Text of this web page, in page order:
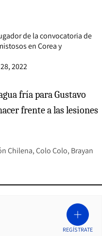
de la convocatoria de
en Corea y
2022
fría para Gustavo
frente a las lesiones
Chilena Colo Colo Brayan
REGÍSTRATE